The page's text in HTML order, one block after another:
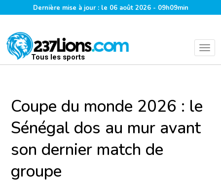
Dernière mise à jour : le 06 août 2026 - 09h09min
Tous les sports
Coupe du monde 2026 : le
Sénégal dos au mur avant
son dernier match de
groupe